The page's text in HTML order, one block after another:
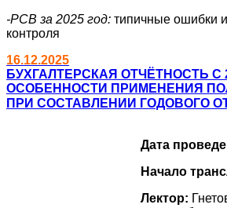
-РСВ за 2025 год: типичные ошибки
контроля
16.12.2025
БУХГАЛТЕРСКАЯ ОТЧЁТНОСТЬ С
ОСОБЕННОСТИ ПРИМЕНЕНИЯ
ПРИ СОСТАВЛЕНИИ ГОДОВОГО
Дата
Начало
Лектор: